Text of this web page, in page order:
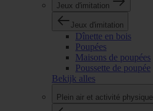
Jeux d'imitation
Jeux d'imitation
Dînette en bois
Poupées
Maisons de poupées
Poussette de poupée
Bekijk alles
Plein air et activité physique